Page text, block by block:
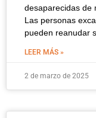
desaparecidas de
Las personas
pueden reanudar
LEER MÁS »
2 de marzo de 2025